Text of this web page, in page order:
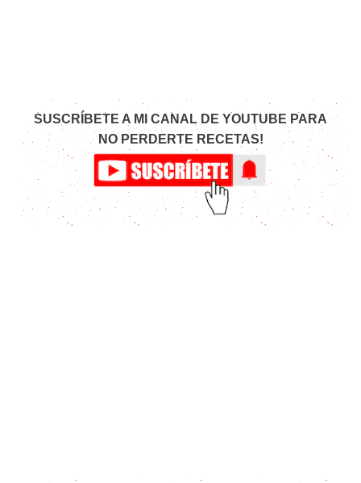
SUSCRÍBETE A MI CANAL DE YOUTUBE PARA
NO PERDERTE RECETAS!